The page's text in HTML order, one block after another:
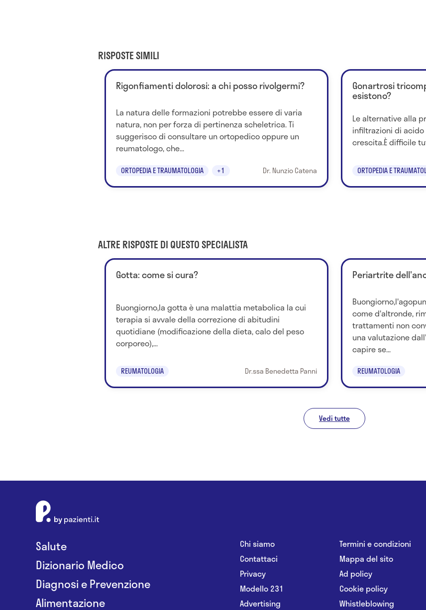
RISPOSTE SIMILI
Rigonfiamenti dolorosi: a chi posso rivolgermi?
La natura delle formazioni potrebbe essere di varia
natura, non per forza di pertinenza scheletrica. Ti
suggerisco di consultare un ortopedico oppure un
reumatologo, che...
ORTOPEDIA E TRAUMATOLOGIA +1 Dr. Nunzio Catena
Gonartrosi
esistono?
Le alternative alla
infiltrazioni di acido
crescita.È difficile
ORTOPEDIA E
ALTRE RISPOSTE DI QUESTO SPECIALISTA
Gotta: come si cura?
Buongiorno,la gotta è una malattia metabolica la cui
terapia si avvale della correzione di abitudini
quotidiane (modificazione della dieta, calo del peso
corporeo),...
REUMATOLOGIA Dr.ssa Benedetta Panni
Periartrite
come d'altronde,
trattamenti non
una valutazione
capire se...
REUMATOLOGIA
Vedi tutte
Salute
Dizionario Medico
Diagnosi e Prevenzione
Alimentazione
Chi siamo
Contattaci
Privacy
Modello 231
Advertising
Termini e condizioni
Mappa del sito
Ad policy
Cookie policy
Whistleblowing